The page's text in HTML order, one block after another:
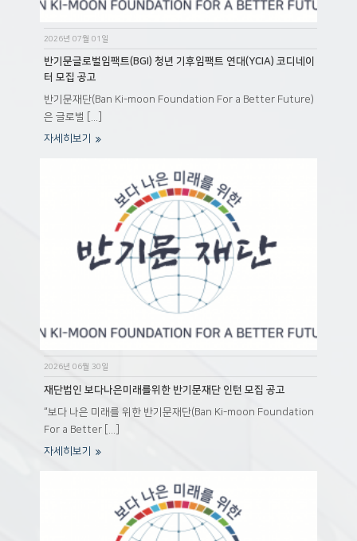
2026년 07월 01일
반기문글로벌임팩트(BGI) 청년 기후임팩트 연대(YCIA) 코디네이
터 모집 공고
반기문재단(Ban Ki-moon Foundation For a Better Future)
은 글로벌 [...]
자세히보기
2026년 06월 30일
재단법인 보다나은미래를위한 반기문재단 인턴 모집 공고
“보다 나은 미래를 위한 반기문재단(Ban Ki-moon Foundation
For a Better [...]
자세히보기